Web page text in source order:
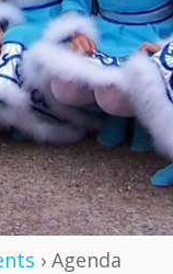
› Agenda